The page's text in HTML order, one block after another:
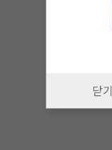
닫기